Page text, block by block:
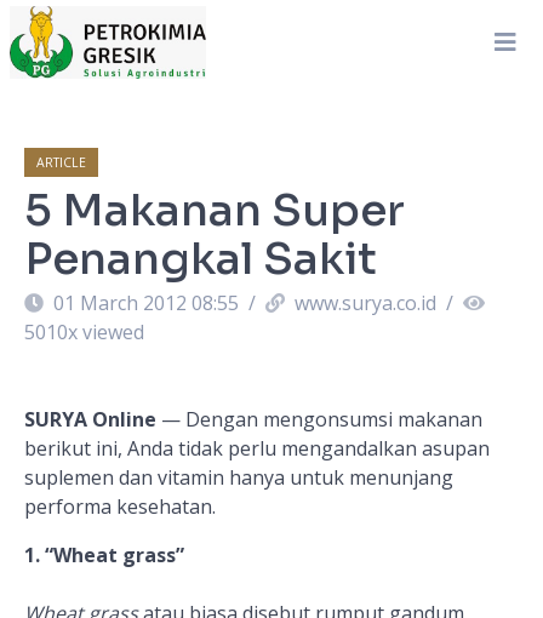
ARTICLE
5 Makanan Super
Penangkal Sakit
01 March 2012 08:55 / www.surya.co.id /
5010x viewed
SURYA Online — Dengan mengonsumsi makanan
berikut ini, Anda tidak perlu mengandalkan asupan
suplemen dan vitamin hanya untuk menunjang
performa kesehatan.
1. “Wheat grass”